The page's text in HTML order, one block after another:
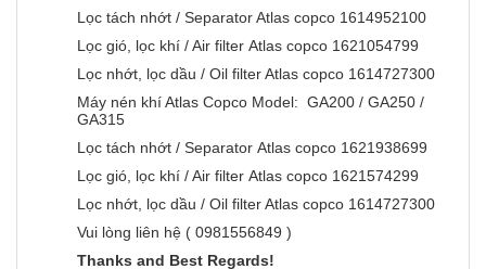
Lọc tách nhớt / Separator Atlas copco 1614952100
Lọc gió, lọc khí / Air filter Atlas copco 1621054799
Lọc nhớt, lọc dầu / Oil filter Atlas copco 1614727300
Máy nén khí Atlas Copco Model: GA200 / GA250 /
GA315
Lọc tách nhớt / Separator Atlas copco 1621938699
Lọc gió, lọc khí / Air filter Atlas copco 1621574299
Lọc nhớt, lọc dầu / Oil filter Atlas copco 1614727300
Vui lòng liên hệ ( 0981556849 )
Thanks and Best Regards!